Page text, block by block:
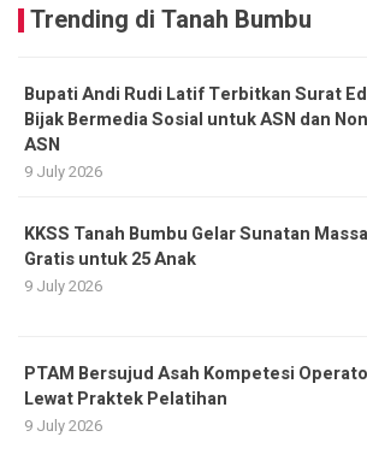
Trending di Tanah Bumbu
Bupati Andi Rudi Latif Terbitkan Surat
Bijak Bermedia Sosial untuk ASN dan Non
ASN
9 July 2026
KKSS Tanah Bumbu Gelar Sunatan
Gratis untuk 25 Anak
9 July 2026
PTAM Bersujud Asah Kompetesi
Lewat Praktek Pelatihan
9 July 2026